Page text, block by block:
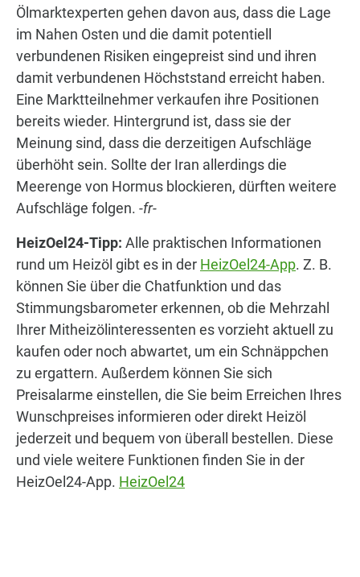
Ölmarktexperten gehen davon aus, dass die Lage
im Nahen Osten und die damit potentiell
verbundenen Risiken eingepreist sind und ihren
damit verbundenen Höchststand erreicht haben.
Eine Marktteilnehmer verkaufen ihre Positionen
bereits wieder. Hintergrund ist, dass sie der
Meinung sind, dass die derzeitigen Aufschläge
überhöht sein. Sollte der Iran allerdings die
Meerenge von Hormus blockieren, dürften weitere
Aufschläge folgen. -fr-
HeizOel24-Tipp: Alle praktischen Informationen
rund um Heizöl gibt es in der HeizOel24-App. Z. B.
können Sie über die Chatfunktion und das
Stimmungsbarometer erkennen, ob die Mehrzahl
Ihrer Mitheizölinteressenten es vorzieht aktuell zu
kaufen oder noch abwartet, um ein Schnäppchen
zu ergattern. Außerdem können Sie sich
Preisalarme einstellen, die Sie beim Erreichen Ihres
Wunschpreises informieren oder direkt Heizöl
jederzeit und bequem von überall bestellen. Diese
und viele weitere Funktionen finden Sie in der
HeizOel24-App. HeizOel24